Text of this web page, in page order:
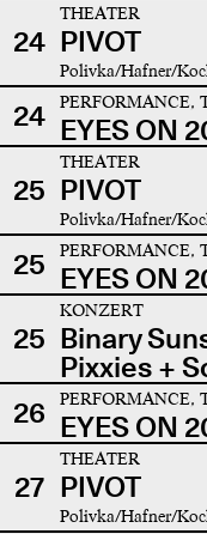
24
THEATER
PIVOT
Polivka/Hafner/
24 PERFORMANCE,
EYES ON
25
THEATER
PIVOT
Polivka/Hafner/
25 PERFORMANCE,
EYES ON
25
KONZERT
Binary
Pixxies +
26
PERFORMANCE,
EYES ON
27
THEATER
PIVOT
Polivka/Hafner/